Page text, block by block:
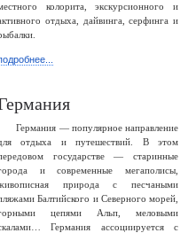
колорита, экскурсионного и
отдыха, дайвинга, серфинга и
Германия — популярное направление
отдыха и путешествий. В этом
государстве — старинные
и современные мегаполисы,
природа с песчаными
Балтийского и Северного морей,
цепями Альп, меловыми
Германия ассоциируется с